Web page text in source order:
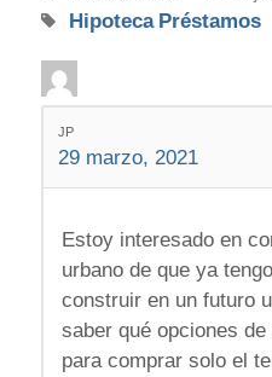
Hipoteca Préstamos
JP
29 marzo, 2021
Estoy interesado en
urbano de que ya
construir en un futuro
saber qué opciones
para comprar solo el